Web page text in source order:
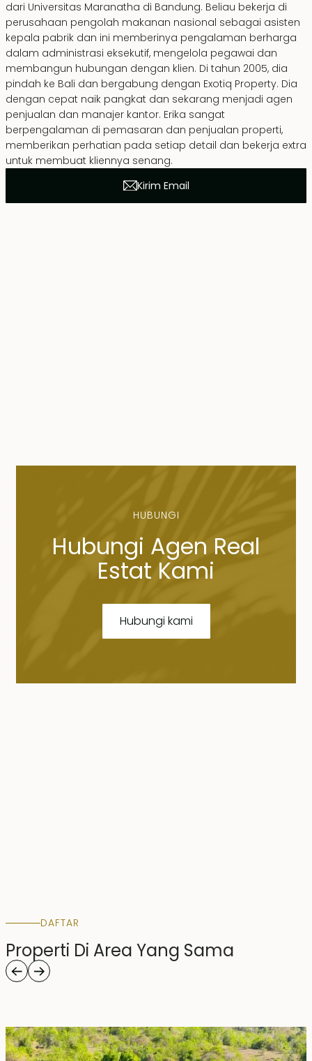
dari Universitas Maranatha di Bandung. Beliau bekerja di
perusahaan pengolah makanan nasional sebagai asisten
kepala pabrik dan ini memberinya pengalaman berharga
dalam administrasi eksekutif, mengelola pegawai dan
membangun hubungan dengan klien. Di tahun 2005, dia
pindah ke Bali dan bergabung dengan Exotiq Property. Dia
dengan cepat naik pangkat dan sekarang menjadi agen
penjualan dan manajer kantor. Erika sangat
berpengalaman di pemasaran dan penjualan properti,
memberikan perhatian pada setiap detail dan bekerja extra
untuk membuat kliennya senang.
Kirim Email
HUBUNGI
Hubungi Agen Real
Estat Kami
Hubungi kami
DAFTAR
Properti Di Area Yang Sama